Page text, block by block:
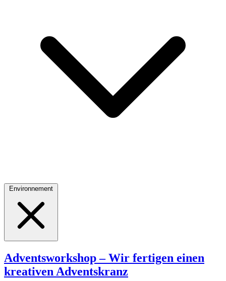
Environnement
Adventsworkshop – Wir fertigen einen
kreativen Adventskranz